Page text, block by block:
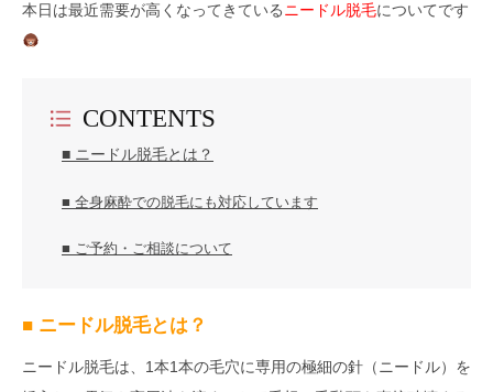
本日は最近需要が高くなってきているニードル脱毛についてです
CONTENTS
■ ニードル脱毛とは？
■ 全身麻酔での脱毛にも対応しています
■ ご予約・ご相談について
■ ニードル脱毛とは？
ニードル脱毛は、1本1本の毛穴に専用の極細の針（ニードル）を